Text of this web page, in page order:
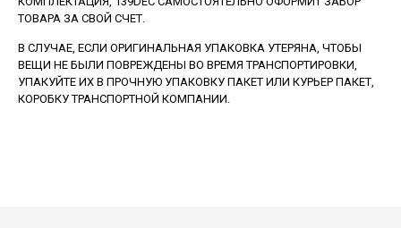
ТОВАРА ЗА СВОЙ СЧЕТ.
В СЛУЧАЕ, ЕСЛИ ОРИГИНАЛЬНАЯ УПАКОВКА УТЕРЯНА, ЧТОБЫ
ВЕЩИ НЕ БЫЛИ ПОВРЕЖДЕНЫ ВО ВРЕМЯ ТРАНСПОРТИРОВКИ,
УПАКУЙТЕ ИХ В ПРОЧНУЮ УПАКОВКУ ПАКЕТ ИЛИ КУРЬЕР ПАКЕТ,
КОРОБКУ ТРАНСПОРТНОЙ КОМПАНИИ.